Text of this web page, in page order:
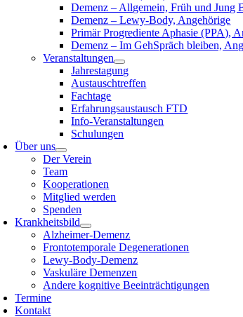
Demenz – Allgemein, Früh und Jung
Demenz – Lewy-Body, Angehörige
Primär Progrediente Aphasie (PPA),
Demenz – Im GehSpräch bleiben,
Veranstaltungen
Jahrestagung
Austauschtreffen
Fachtage
Erfahrungsaustausch FTD
Info-Veranstaltungen
Schulungen
Über uns
Der Verein
Team
Kooperationen
Mitglied werden
Spenden
Krankheitsbild
Alzheimer-Demenz
Frontotemporale Degenerationen
Lewy-Body-Demenz
Vaskuläre Demenzen
Andere kognitive Beeinträchtigungen
Termine
Kontakt